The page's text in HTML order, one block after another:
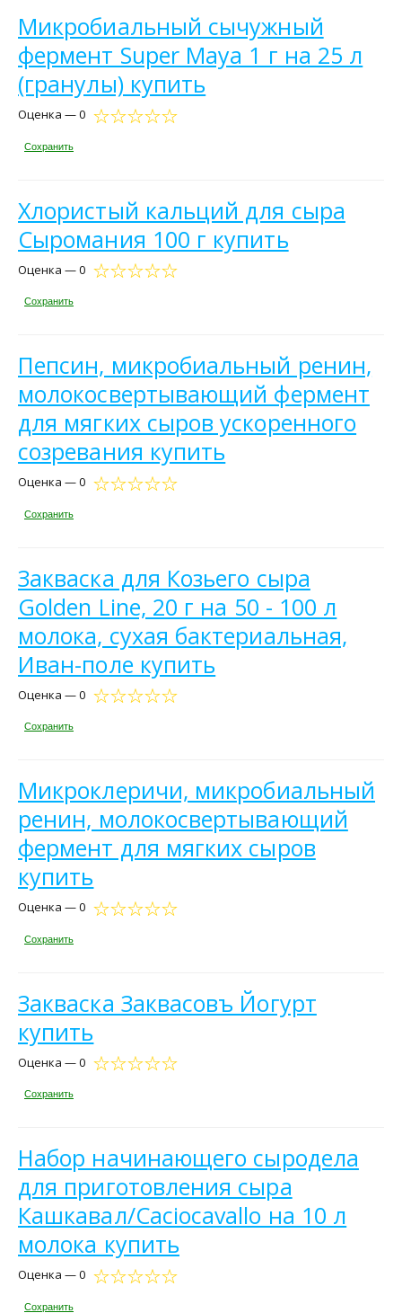
Микробиальный сычужный
фермент Super Maya 1 г на 25 л
(гранулы) купить
Оценка — 0
Сохранить
Хлористый кальций для сыра
Сыромания 100 г купить
Оценка — 0
Сохранить
Пепсин, микробиальный ренин,
молокосвертывающий фермент
для мягких сыров ускоренного
созревания купить
Оценка — 0
Сохранить
Закваска для Козьего сыра
Golden Line, 20 г на 50 - 100 л
молока, сухая бактериальная,
Иван-поле купить
Оценка — 0
Сохранить
Микроклеричи, микробиальный
ренин, молокосвертывающий
фермент для мягких сыров
купить
Оценка — 0
Сохранить
Закваска Заквасовъ Йогурт
купить
Оценка — 0
Сохранить
Набор начинающего сыродела
для приготовления сыра
Кашкавал/Caciocavallo на 10 л
молока купить
Оценка — 0
Сохранить